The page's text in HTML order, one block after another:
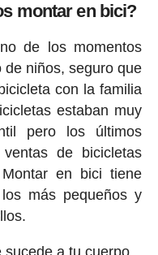
montar en bici?
de los momentos
de niños, seguro que
con la familia
estaban muy
pero los últimos
de bicicletas
en bici tiene
más pequeños y